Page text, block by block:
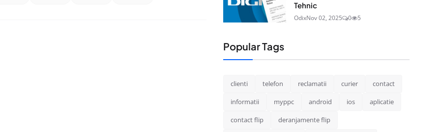
Tehnic
OdixNov 02, 2025 0 5
Popular Tags
clienti telefon reclamatii curier contact
informatii myppc android ios aplicatie
contact flip deranjamente flip